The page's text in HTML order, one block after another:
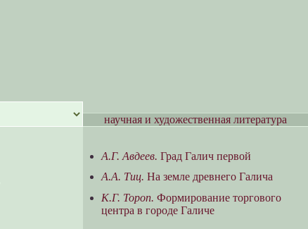
научная и художественная литература
А.Г. Авдеев. Град Галич первой
А.А. Тиц. На земле древнего Галича
К.Г. Тороп. Формирование торгового
центра в городе Галиче